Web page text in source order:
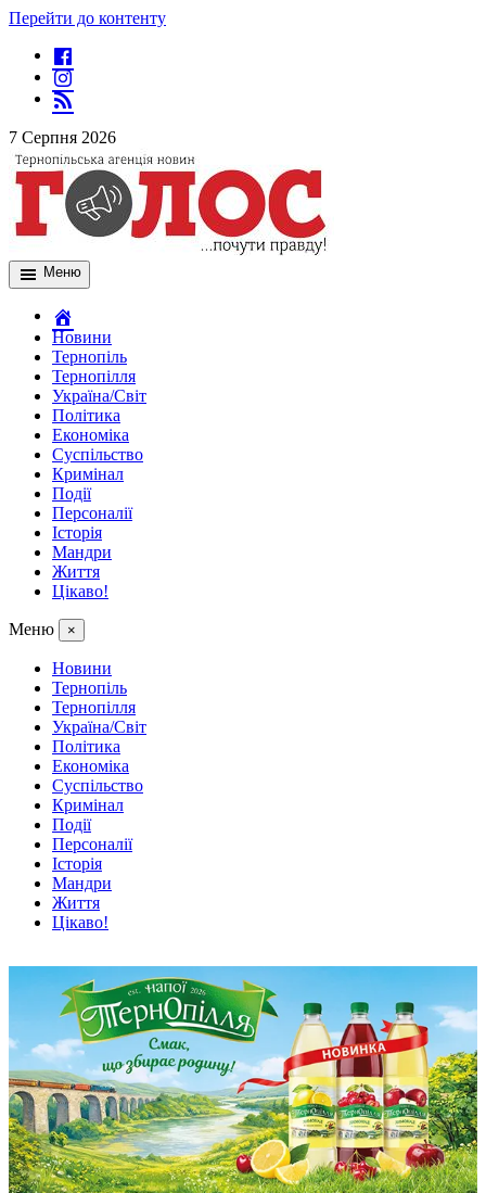
Перейти до контенту
7 Серпня 2026
Меню
Новини
Тернопіль
Тернопілля
Україна/Світ
Політика
Економіка
Суспільство
Кримінал
Події
Персоналії
Історія
Мандри
Життя
Цікаво!
Меню ×
Новини
Тернопіль
Тернопілля
Україна/Світ
Політика
Економіка
Суспільство
Кримінал
Події
Персоналії
Історія
Мандри
Життя
Цікаво!